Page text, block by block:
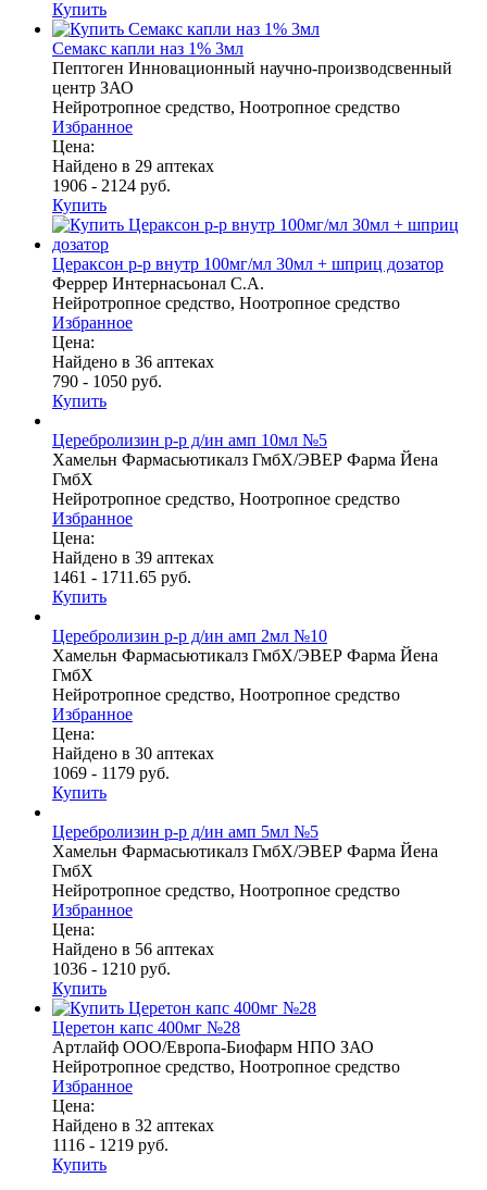
Купить
Семакс капли наз 1% 3мл
Пептоген Инновационный научно-производсвенный
центр ЗАО
Нейротропное средство, Ноотропное средство
Избранное
Цена:
Найдено в 29 аптеках
1906 - 2124 руб.
Купить
Цераксон р-р внутр 100мг/мл 30мл + шприц дозатор
Феррер Интернасьонал С.А.
Нейротропное средство, Ноотропное средство
Избранное
Цена:
Найдено в 36 аптеках
790 - 1050 руб.
Купить
Церебролизин р-р д/ин амп 10мл №5
Хамельн Фармасьютикалз ГмбХ/ЭВЕР Фарма Йена
ГмбХ
Нейротропное средство, Ноотропное средство
Избранное
Цена:
Найдено в 39 аптеках
1461 - 1711.65 руб.
Купить
Церебролизин р-р д/ин амп 2мл №10
Хамельн Фармасьютикалз ГмбХ/ЭВЕР Фарма Йена
ГмбХ
Нейротропное средство, Ноотропное средство
Избранное
Цена:
Найдено в 30 аптеках
1069 - 1179 руб.
Купить
Церебролизин р-р д/ин амп 5мл №5
Хамельн Фармасьютикалз ГмбХ/ЭВЕР Фарма Йена
ГмбХ
Нейротропное средство, Ноотропное средство
Избранное
Цена:
Найдено в 56 аптеках
1036 - 1210 руб.
Купить
Церетон капс 400мг №28
Артлайф ООО/Европа-Биофарм НПО ЗАО
Нейротропное средство, Ноотропное средство
Избранное
Цена:
Найдено в 32 аптеках
1116 - 1219 руб.
Купить